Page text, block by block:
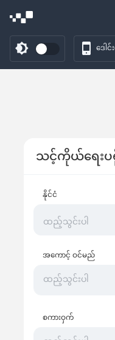
ဒေါ
သင့်ကိုယ်ရေးပ
နိုင်ငံ
ထည့်သွင်းပါ
အကောင့် ဝင်မည်
စကားဝှက်